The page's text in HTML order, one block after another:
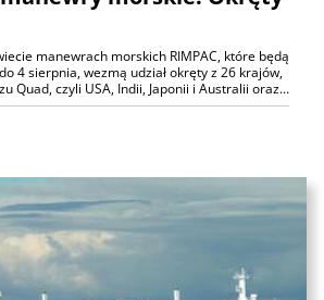
manewrach morskich RIMPAC, które będą
4 sierpnia, wezmą udział okręty z 26 krajów,
Quad, czyli USA, Indii, Japonii i Australii oraz…